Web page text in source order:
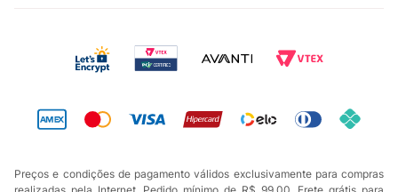
Preços e condições de pagamento válidos exclusivamente para compras